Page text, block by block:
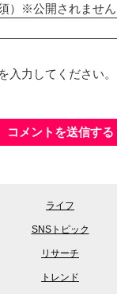
）※公開されません
入力してください。
ライフ
SNSトピック
リサーチ
トレンド